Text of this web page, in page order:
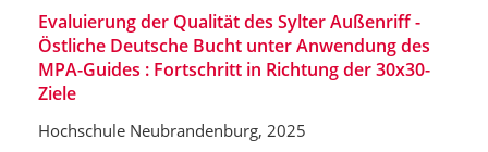
Evaluierung der Qualität des Sylter Außenriff -
Östliche Deutsche Bucht unter Anwendung des
MPA-Guides : Fortschritt in Richtung der 30x30-
Ziele
Hochschule Neubrandenburg, 2025